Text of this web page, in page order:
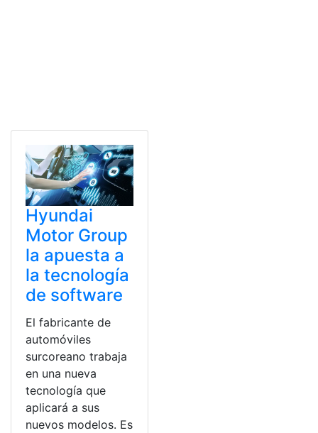
Hyundai
Motor Group
la apuesta a
la tecnología
de software
El fabricante de
automóviles
surcoreano trabaja
en una nueva
tecnología que
aplicará a sus
nuevos modelos. Es